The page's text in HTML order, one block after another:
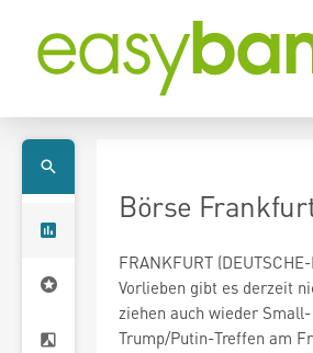
Börse
FRANKFURT
Vorlieben gibt es derzeit
ziehen auch wieder
Trump/Putin-Treffen am